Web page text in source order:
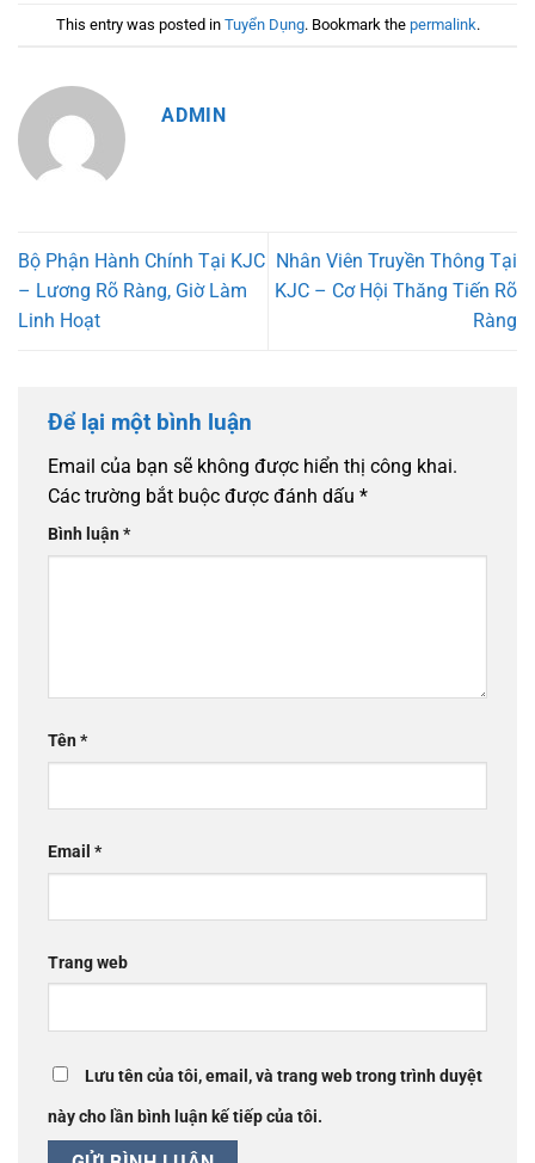
This entry was posted in Tuyển Dụng. Bookmark the permalink.
ADMIN
Bộ Phận Hành Chính Tại KJC
– Lương Rõ Ràng, Giờ Làm
Linh Hoạt
Nhân Viên Truyền Thông Tại
KJC – Cơ Hội Thăng Tiến Rõ
Ràng
Để lại một bình luận
Email của bạn sẽ không được hiển thị công khai.
Các trường bắt buộc được đánh dấu *
Bình luận*
Tên*
Email *
Trang web
Lưu tên của tôi, email, và trang web trong trình duyệt
này cho lần bình luận kế tiếp của tôi.